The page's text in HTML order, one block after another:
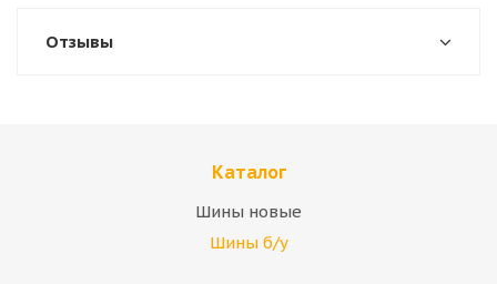
Отзывы
Каталог
Шины новые
Шины б/у